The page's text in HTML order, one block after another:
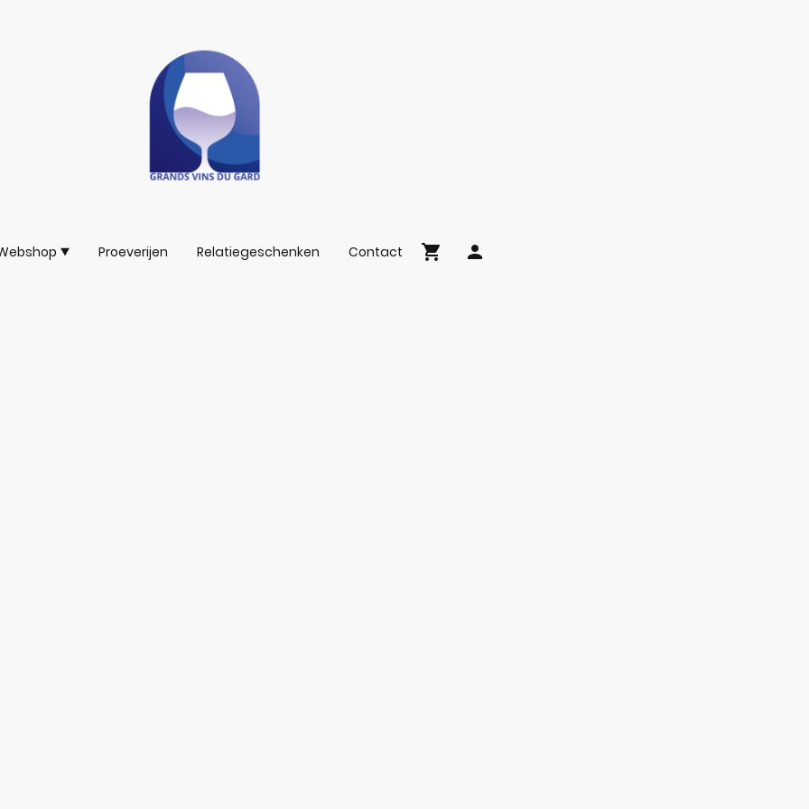
Proeverijen Relatiegeschenken Contact